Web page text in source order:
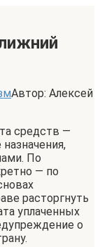
Автор: Алексей
средств —
По
— по
расторгнуть
уплаченных
о